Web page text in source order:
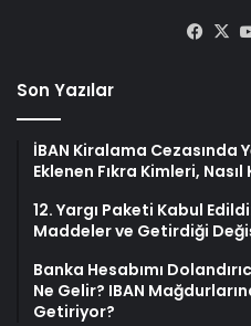
X
Son Yazılar
İBAN Kiralama Cezasında
Eklenen Fıkra Kimleri,
12. Yargı Paketi Kabul
Maddeler ve Getirdiği
Banka Hesabımı
Ne Gelir? IBAN
Getiriyor?